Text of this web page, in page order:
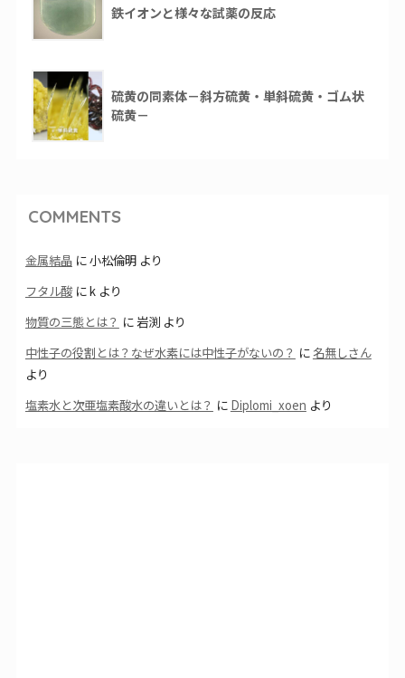
鉄イオンと様々な試薬の反応
硫黄の同素体－斜方硫黄・単斜硫黄・ゴム状
硫黄－
COMMENTS
金属結晶に小松倫明より
フタル酸にkより
物質の三態とは？ に岩渕より
中性子の役割とは？なぜ水素には中性子がないの？ に名無しさん
より
塩素水と次亜塩素酸水の違いとは？ に Diplomi_xoen より